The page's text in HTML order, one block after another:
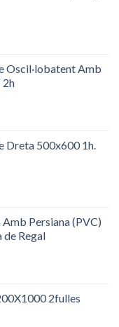
Oscil·lobatent Amb
2h
Dreta 500x600 1h.
Persiana (PVC)
Regal
2fulles